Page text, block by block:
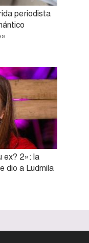
periodista
ex? 2»: la
dio a Ludmila